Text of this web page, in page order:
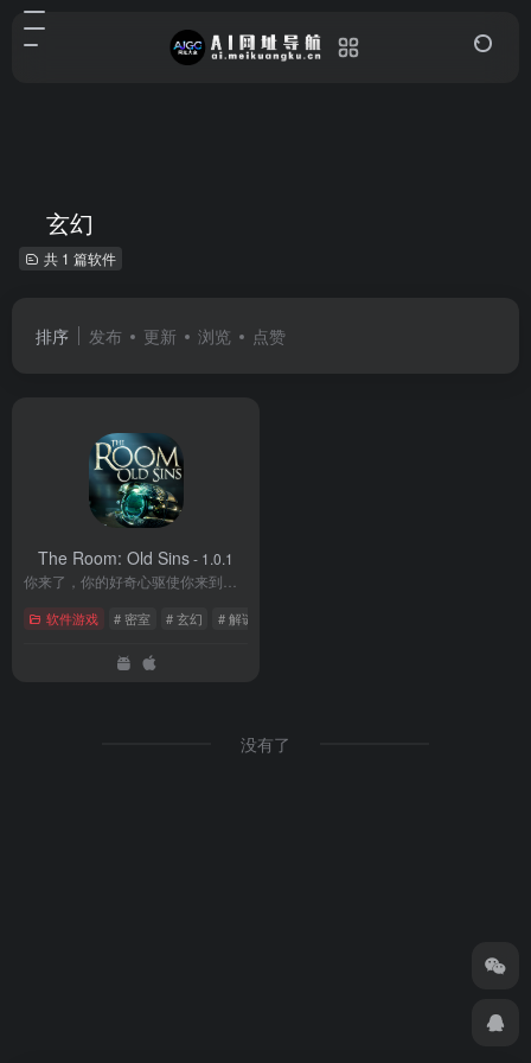
玄幻
共 1 篇软件
排序 发布 更新 浏览 点赞
The Room: Old Sins- 1.0.1
软件游戏 # 密室 # 玄幻 # 解谜
没有了